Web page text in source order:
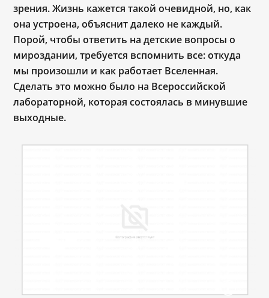
зрения. Жизнь кажется такой очевидной, но, как
она устроена, объяснит далеко не каждый.
Порой, чтобы ответить на детские вопросы о
мироздании, требуется вспомнить все: откуда
мы произошли и как работает Вселенная.
Сделать это можно было на Всероссийской
лабораторной, которая состоялась в минувшие
выходные.